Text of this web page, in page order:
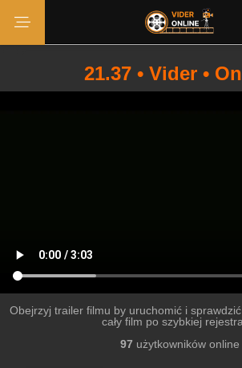
21.37 • Vider •
Obejrzyj trailer filmu by uruchomić i
cały film po szybkiej
97 użytkowników online